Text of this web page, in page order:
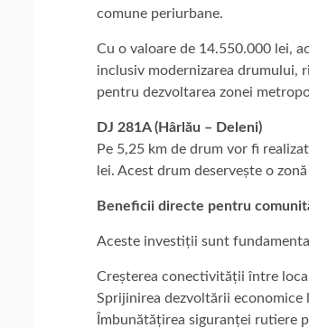
comune periurbane.
Cu o valoare de 14.550.000 lei,
inclusiv modernizarea drumului,
pentru dezvoltarea zonei
DJ 281A (Hârlău – Deleni)
Pe 5,25 km de drum vor fi
lei. Acest drum deservește o
Beneficii directe pentru
Aceste investiții sunt
Creșterea conectivității între
Sprijinirea dezvoltării
Îmbunătățirea siguranței rutiere